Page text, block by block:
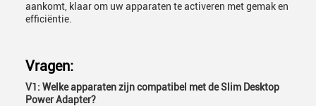
aankomt, klaar om uw apparaten te activeren met gemak en
efficiëntie.
Vragen:
V1: Welke apparaten zijn compatibel met de Slim Desktop
Power Adapter?